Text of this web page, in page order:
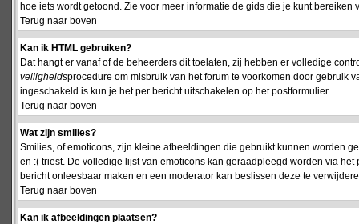
hoe iets wordt getoond. Zie voor meer informatie de gids die je kunt bereiken
Terug naar boven
Kan ik HTML gebruiken?
Dat hangt er vanaf of de beheerders dit toelaten, zij hebben er volledige
veiligheidsprocedure om misbruik van het forum te voorkomen door gebruik
ingeschakeld is kun je het per bericht uitschakelen op het postformulier.
Terug naar boven
Wat zijn smilies?
Smilies, of emoticons, zijn kleine afbeeldingen die gebruikt kunnen worden
en :( triest. De volledige lijst van emoticons kan geraadpleegd worden via
bericht onleesbaar maken en een moderator kan beslissen deze te
Terug naar boven
Kan ik afbeeldingen plaatsen?